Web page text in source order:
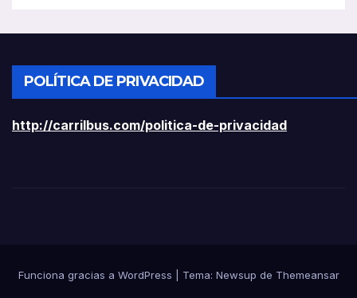
POLÍTICA DE PRIVACIDAD
http://carrilbus.com/politica-de-privacidad
Funciona gracias a WordPress Tema: Newsup de Themeansar